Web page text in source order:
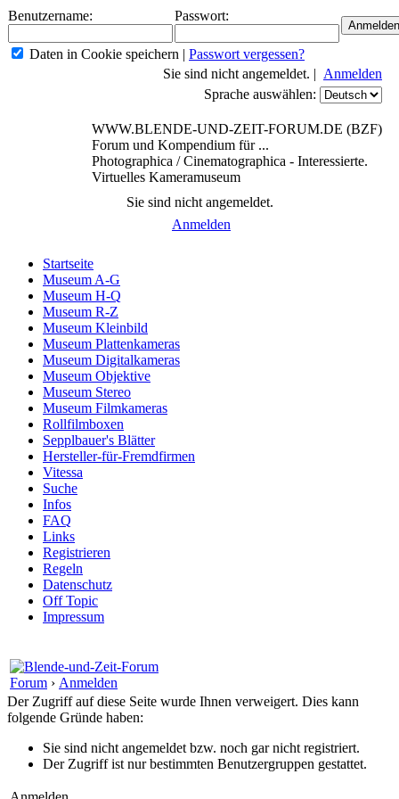
Benutzername: Passwort:
Daten in Cookie speichern | Passwort vergessen?
Sie sind nicht angemeldet. | Anmelden
Sprache auswählen:
WWW.BLENDE-UND-ZEIT-FORUM.DE (BZF)
Forum und Kompendium für ...
Photographica / Cinematographica - Interessierte.
Virtuelles Kameramuseum
Sie sind nicht angemeldet.
Anmelden
Startseite
Museum A-G
Museum H-Q
Museum R-Z
Museum Kleinbild
Museum Plattenkameras
Museum Digitalkameras
Museum Objektive
Museum Stereo
Museum Filmkameras
Rollfilmboxen
Sepplbauer's Blätter
Hersteller-für-Fremdfirmen
Vitessa
Suche
Infos
FAQ
Links
Registrieren
Regeln
Datenschutz
Off Topic
Impressum
Forum › Anmelden
Der Zugriff auf diese Seite wurde Ihnen verweigert. Dies kann
folgende Gründe haben:
Sie sind nicht angemeldet bzw. noch gar nicht registriert.
Der Zugriff ist nur bestimmten Benutzergruppen gestattet.